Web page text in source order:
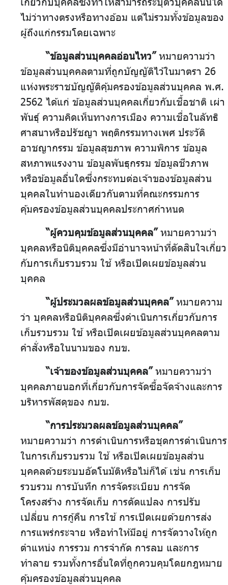
ไม่ว่าทางตรงหรือทางอ้อม แต่ไม่รวมทั้งข้อมูลของ
ผู้ถึงแก่กรรมโดยเฉพาะ
“ข้อมูลส่วนบุคคลอ่อนไหว”หมายความว่า
ข้อมูลส่วนบุคคลตามที่ถูกบัญญัติไว้ในมาตรา 26
แห่งพระราชบัญญัติคุ้มครองข้อมูลส่วนบุคคล พ.ศ.
2562 ได้แก่ ข้อมูลส่วนบุคคลเกี่ยวกับเชื้อชาติ เผ่า
พันธุ์ ความคิดเห็นทางการเมือง ความเชื่อในลัทธิ
ศาสนาหรือปรัชญา พฤติกรรมทางเพศ ประวัติ
อาชญากรรม ข้อมูลสุขภาพ ความพิการ ข้อมูล
สหภาพแรงงาน ข้อมูลพันธุกรรม ข้อมูลชีวภาพ
หรือข้อมูลอื่นใดซึ่งกระทบต่อเจ้าของข้อมูลส่วน
บุคคลในทำนองเดียวกันตามที่คณะกรรมการ
คุ้มครองข้อมูลส่วนบุคคลประกาศกำหนด
“ผู้ควบคุมข้อมูลส่วนบุคคล”หมายความว่า
บุคคลหรือนิติบุคคลซึ่งมีอำนาจหน้าที่ตัดสินใจเกี่ยว
กับการเก็บรวบรวม ใช้ หรือเปิดเผยข้อมูลส่วน
บุคคล
“ผู้ประมวลผลข้อมูลส่วนบุคคล”หมายความ
ว่า บุคคลหรือนิติบุคคลซึ่งดำเนินการเกี่ยวกับการ
เก็บรวบรวม ใช้ หรือเปิดเผยข้อมูลส่วนบุคคลตาม
คำสั่งหรือในนามของ กบข.
“เจ้าของข้อมูลส่วนบุคคล”หมายความว่า
บุคคลภายนอกที่เกี่ยวกับการจัดซื้อจัดจ้างและการ
บริหารพัสดุของ กบข.
“การประมวลผลข้อมูลส่วนบุคคล”
หมายความว่า การดำเนินการหรือชุดการดำเนินการ
ในการเก็บรวบรวม ใช้ หรือเปิดเผยข้อมูลส่วน
บุคคลด้วยระบบอัตโนมัติหรือไม่ก็ได้ เช่น การเก็บ
รวบรวม การบันทึก การจัดระเบียบ การจัด
โครงสร้าง การจัดเก็บ การดัดแปลง การปรับ
เปลี่ยน การกู้คืน การใช้ การเปิดเผยด้วยการส่ง
การแพร่กระจาย หรือทำให้มีอยู่ การจัดวางให้ถูก
ตำแหน่ง การรวม การจำกัด การลบ และการ
ทำลาย รวมทั้งการอื่นใดที่ถูกควบคุมโดยกฎหมาย
คุ้มครองข้อมูลส่วนบุคคล